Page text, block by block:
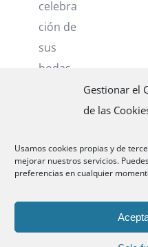
Gestionar el
de las
Usamos cookies propias y de
mejorar nuestros servicios.
preferencias en cualquier
celebra
ción de
sus
bodas
información